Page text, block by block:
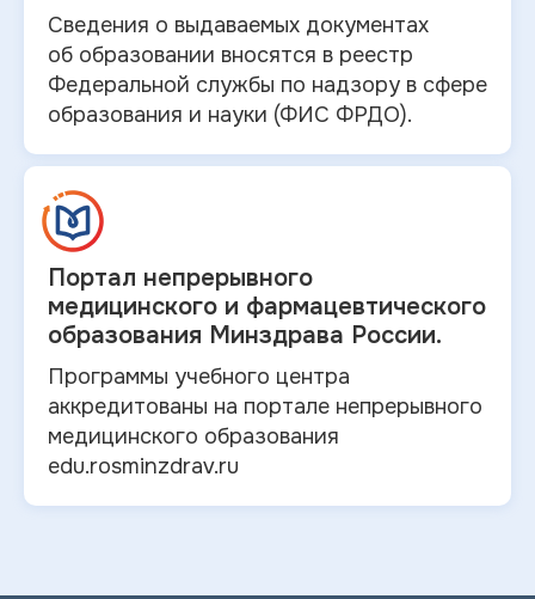
Сведения о выдаваемых документах
об образовании вносятся в реестр
Федеральной службы по надзору в сфере
образования и науки (ФИС ФРДО).
Портал непрерывного
медицинского и фармацевтического
образования Минздрава России.
Программы учебного центра
аккредитованы на портале непрерывного
медицинского образования
edu.rosminzdrav.ru